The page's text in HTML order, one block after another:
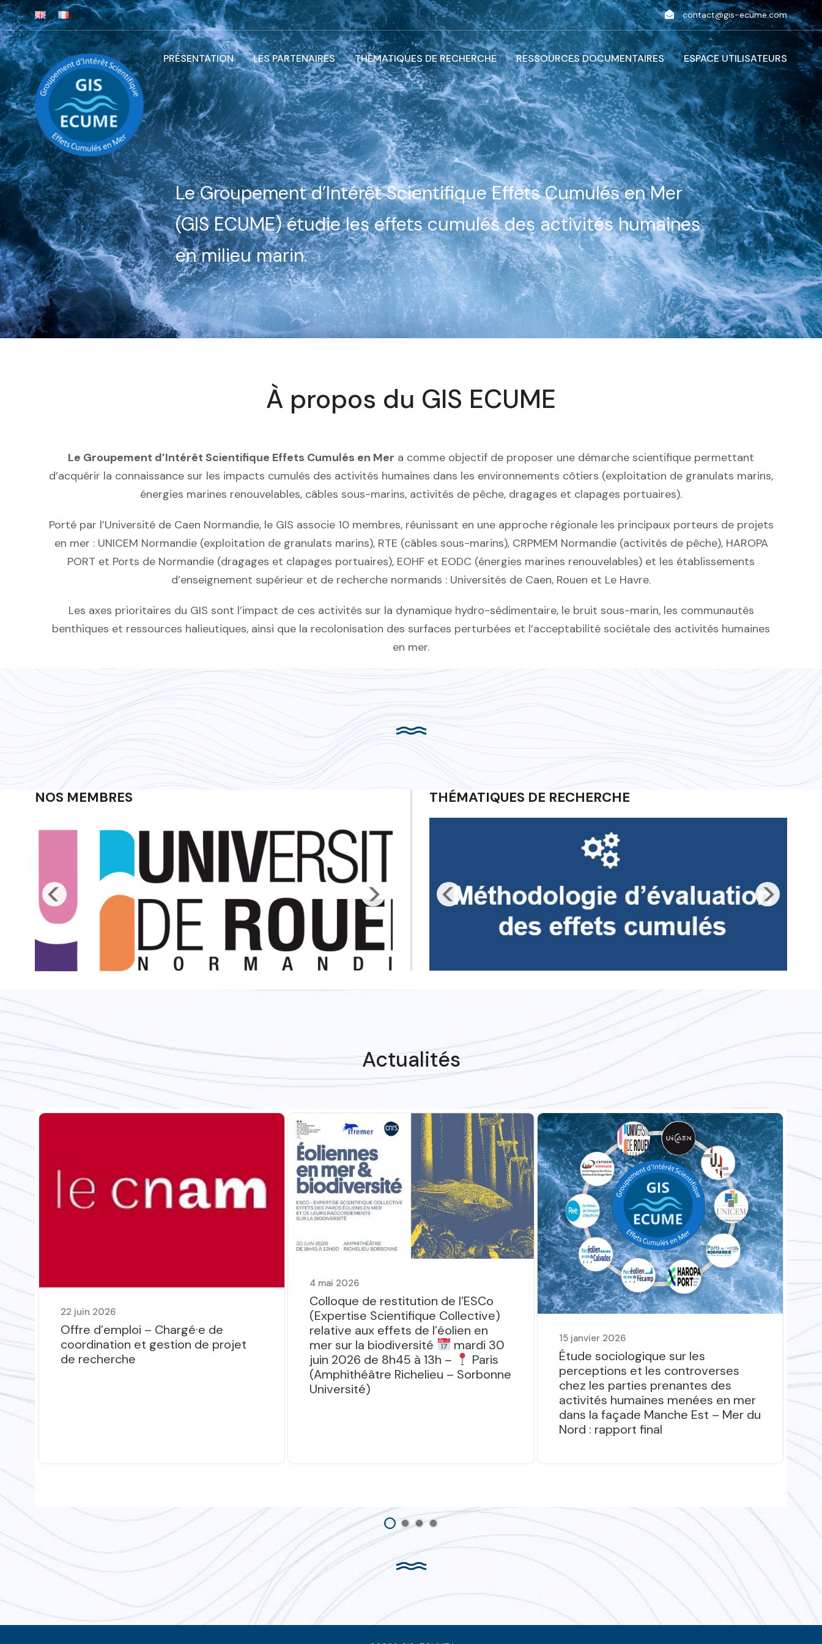
contact@gis-ecume.com
PRÉSENTATION LES PARTENAIRES THÉMATIQUES DE RECHERCHE RESSOURCES DOCUMENTAIRES ESPACE UTILISATEURS
Le Groupement d’Intérêt Scientifique Effets Cumulés en Mer
(GIS ECUME) étudie les effets cumulés des activités humaines
en milieu marin.
À propos du GIS ECUME
Le Groupement d’Intérêt Scientifique Effets Cumulés en Mer a comme objectif de proposer une démarche scientifique permettant
d’acquérir la connaissance sur les impacts cumulés des activités humaines dans les environnements côtiers (exploitation de granulats marins,
énergies marines renouvelables, câbles sous-marins, activités de pêche, dragages et clapages portuaires).
Porté par l’Université de Caen Normandie, le GIS associe 10 membres, réunissant en une approche régionale les principaux porteurs de projets
en mer : UNICEM Normandie (exploitation de granulats marins), RTE (câbles sous-marins), CRPMEM Normandie (activités de pêche), HAROPA
PORT et Ports de Normandie (dragages et clapages portuaires), EOHF et EODC (énergies marines renouvelables) et les établissements
d’enseignement supérieur et de recherche normands : Universités de Caen, Rouen et Le Havre.
Les axes prioritaires du GIS sont l’impact de ces activités sur la dynamique hydro-sédimentaire, le bruit sous-marin, les communautés
benthiques et ressources halieutiques, ainsi que la recolonisation des surfaces perturbées et l’acceptabilité sociétale des activités humaines
en mer.
NOS MEMBRES THÉMATIQUES DE RECHERCHE
Actualités
22 juin 2026
Offre d’emploi – Chargé·e de
coordination et gestion de projet
de recherche
4 mai 2026
Colloque de restitution de l’ESCo
(Expertise Scientifique Collective)
relative aux effets de l’éolien en
mer sur la biodiversité
mardi 30
juin 2026 de 8h45 à 13h –
Paris
(Amphithéâtre Richelieu – Sorbonne
Université)
15 janvier 2026
Étude sociologique sur les
perceptions et les controverses
chez les parties prenantes des
activités humaines menées en mer
dans la façade Manche Est – Mer du
Nord : rapport final